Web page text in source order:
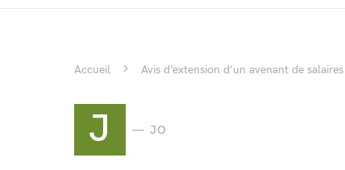
Accueil Avis d’extension d’un avenant de
J JO